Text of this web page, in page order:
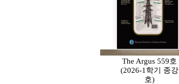
The Argus 559호
(2026-1학기 종강
호)